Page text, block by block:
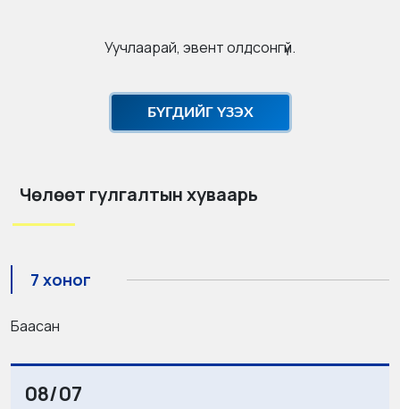
Уучлаарай, эвент олдсонгүй.
БҮГДИЙГ ҮЗЭХ
Чөлөөт гулгалтын хуваарь
7 хоног
Баасан
08/07